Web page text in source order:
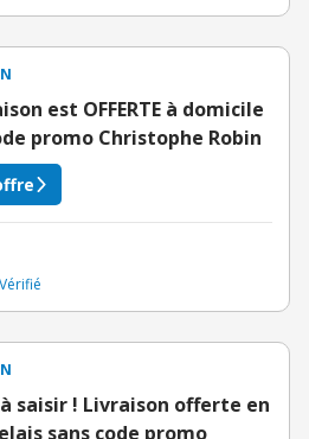
est OFFERTE à domicile
promo Christophe Robin
Vérifié
saisir ! Livraison offerte en
sans code promo